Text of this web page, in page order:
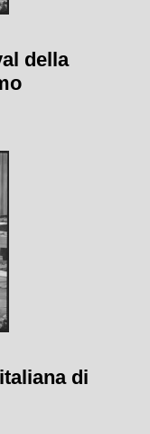
della
di